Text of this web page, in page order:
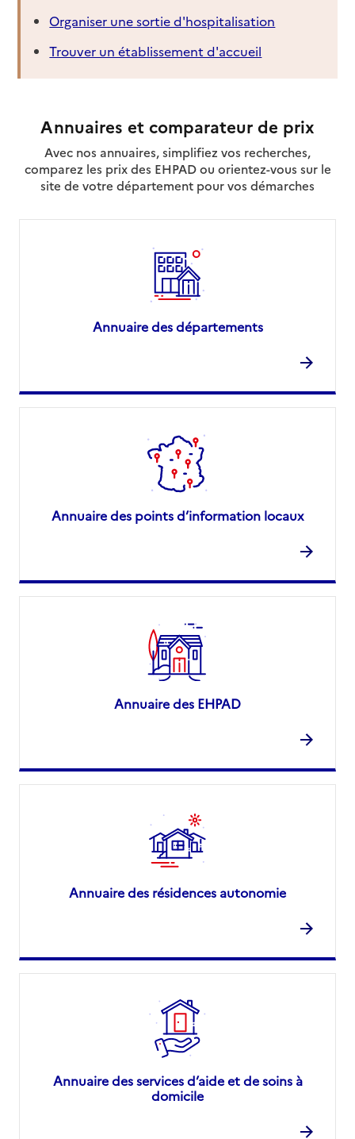
Organiser une sortie d'hospitalisation
Trouver un établissement d'accueil
Annuaires et comparateur de prix
Avec nos annuaires, simplifiez vos recherches,
comparez les prix des EHPAD ou orientez-vous sur le
site de votre département pour vos démarches
Annuaire des départements
Annuaire des points d’information locaux
Annuaire des EHPAD
Annuaire des résidences autonomie
Annuaire des services d’aide et de soins à
domicile